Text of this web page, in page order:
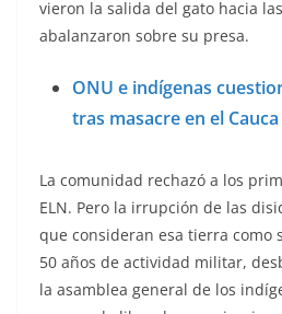
vieron la salida del gato hacia
abalanzaron sobre su presa.
ONU e indígenas
tras masacre en el Cauca
La comunidad rechazó a los
ELN. Pero la irrupción de las
que consideran esa tierra como
50 años de actividad militar,
la asamblea general de los